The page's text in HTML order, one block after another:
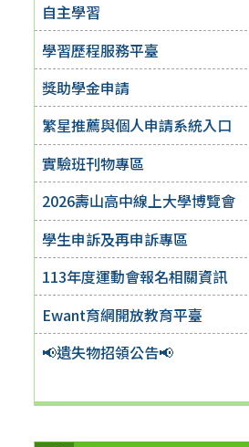
自主學習
學習歷程服務平臺
獎助學金申請
繁星推薦與個人申請系統入口
實驗班刊物專區
2026壽山高中線上大學博覽會
學生申訴及再申訴專區
113年度運動會報名相關資訊
Ewant育網開放教育平臺
📢遺失物招領公告📢